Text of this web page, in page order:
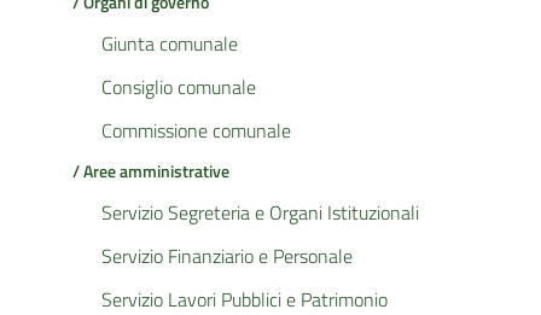
Giunta comunale
Consiglio comunale
Commissione comunale
/ Aree amministrative
Servizio Segreteria e Organi Istituzionali
Servizio Finanziario e Personale
Servizio Lavori Pubblici e Patrimonio